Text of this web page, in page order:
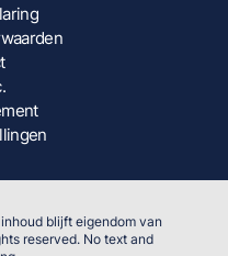
blijft eigendom van
reserved. No text and